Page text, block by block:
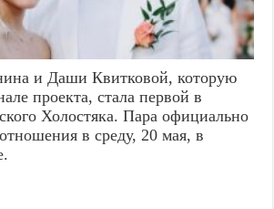
и Даши Квитковой, которую
проекта, стала первой в
Холостяка. Пара официально
в среду, 20 мая, в